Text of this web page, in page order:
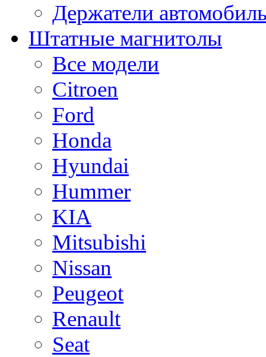
Держатели
Штатные магнитолы
Все модели
Citroen
Ford
Honda
Hyundai
Hummer
KIA
Mitsubishi
Nissan
Peugeot
Renault
Seat